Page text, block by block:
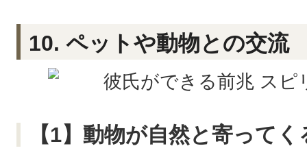
10. ペットや動物との交流
【1】動物が自然と寄ってく